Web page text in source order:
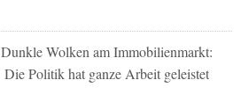
Dunkle Wolken am Immobilienmarkt:
Die Politik hat ganze Arbeit geleistet